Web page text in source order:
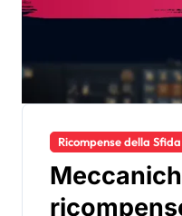
Ricompense della